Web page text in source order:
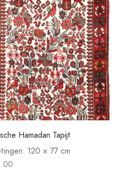
Hamadan Tapijt
120 × 77 cm